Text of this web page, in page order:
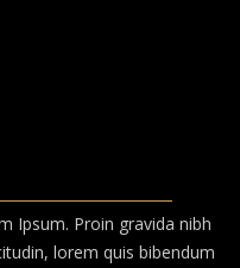
Ipsum. Proin gravida nibh
lorem quis bibendum